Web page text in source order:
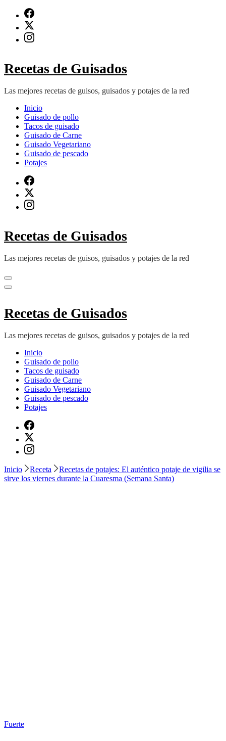
contenido
(presiona
Recetas de Guisados
Las mejores recetas de guisos, guisados y potajes de la red
Inicio
Guisado de pollo
Tacos de guisado
Guisado de Carne
Guisado Vegetariano
Guisado de pescado
Potajes
Recetas de Guisados
Las mejores recetas de guisos, guisados y potajes de la red
Recetas de Guisados
Las mejores recetas de guisos, guisados y potajes de la red
Inicio
Guisado de pollo
Tacos de guisado
Guisado de Carne
Guisado Vegetariano
Guisado de pescado
Potajes
Inicio Receta
Recetas de potajes: El auténtico potaje de vigilia se
sirve los viernes durante la Cuaresma (Semana Santa)
Fuerte